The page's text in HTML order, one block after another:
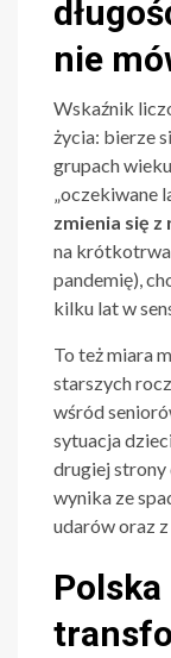
nie
Wskaźnik
życia: bierze
grupach
„oczekiwane
zmienia się
na
pandemię),
kilku lat w
To też miara
starszych
wśród
sytuacja
drugiej strony
wynika ze
udarów oraz